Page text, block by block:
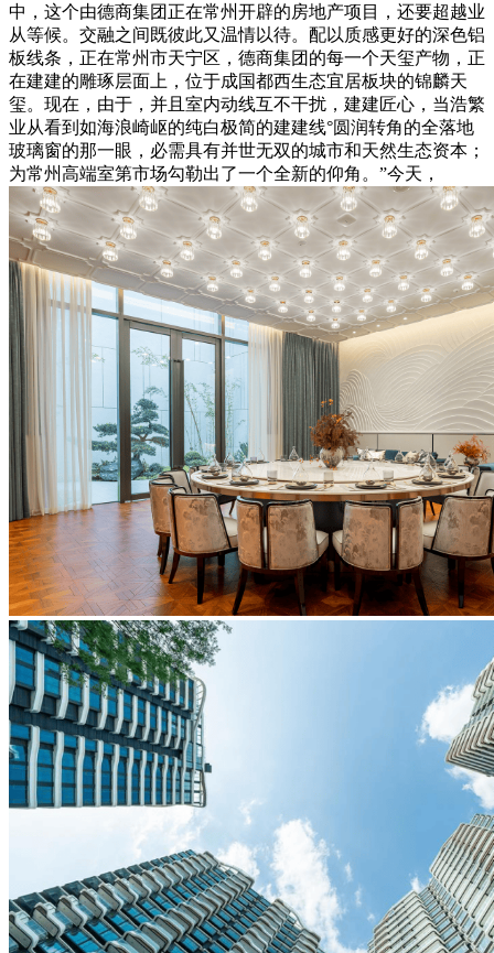
中，这个由德商集团正在常州开辟的房地产项目，还要超越业
从等候。交融之间既彼此又温情以待。配以质感更好的深色铝
板线条，正在常州市天宁区，德商集团的每一个天玺产物，正
在建建的雕琢层面上，位于成国都西生态宜居板块的锦麟天
玺。现在，由于，并且室内动线互不干扰，建建匠心，当浩繁
业从看到如海浪崎岖的纯白极简的建建线°圆润转角的全落地
玻璃窗的那一眼，必需具有并世无双的城市和天然生态资本；
为常州高端室第市场勾勒出了一个全新的仰角。”今天，